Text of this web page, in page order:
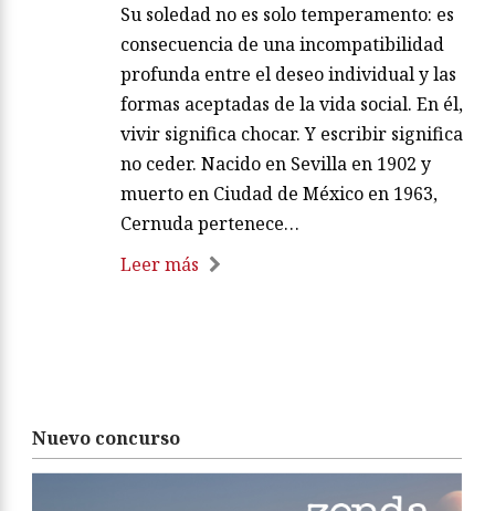
Su soledad no es solo temperamento: es
consecuencia de una incompatibilidad
profunda entre el deseo individual y las
formas aceptadas de la vida social. En él,
vivir significa chocar. Y escribir significa
no ceder. Nacido en Sevilla en 1902 y
muerto en Ciudad de México en 1963,
Cernuda pertenece…
Leer más
Nuevo concurso